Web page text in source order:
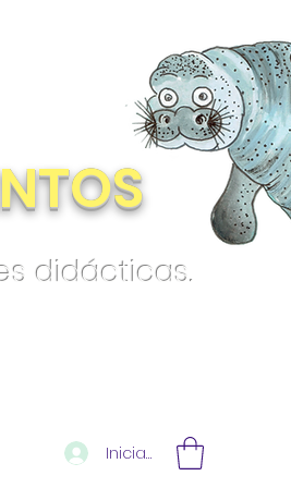
didácticas.
Iniciar sesión